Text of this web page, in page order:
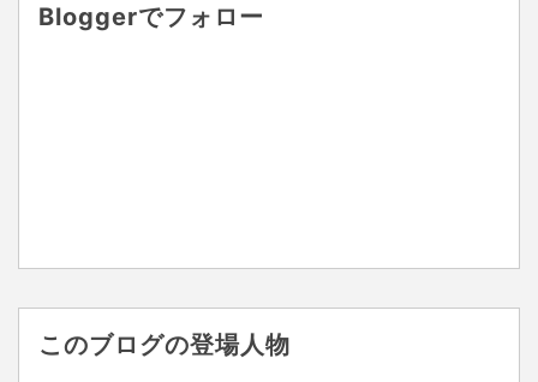
Bloggerでフォロー
このブログの登場人物